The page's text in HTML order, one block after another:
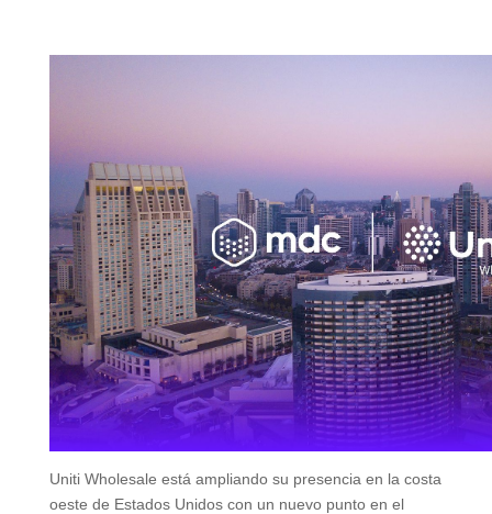
Uniti Wholesale está ampliando su presencia en la costa
oeste de Estados Unidos con un nuevo punto en el